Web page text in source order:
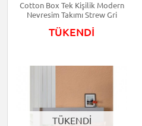
Cotton Box Tek Kişilik Modern
Nevresim Takımı Strew Gri
TÜKENDİ
TÜKENDİ